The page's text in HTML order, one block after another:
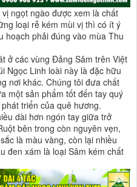
ngọt ngào được xem là chất
loại rễ kém mùi vị thì có ít ý
hoạch phải đúng vào mùa Thu
ở các vùng Đảng Sâm trên Việt
Ngọc Linh loài này là đặc hữu
nơi khác. Chúng tôi đưa chất
một sản phẩm tốt đến tay quý
triển của quê hương.
dài hơn ngón tay giữa trở
bên trong còn nguyên vẹn,
là màu vàng, còn lại nhiều
đen xám là loại Sâm kém chất